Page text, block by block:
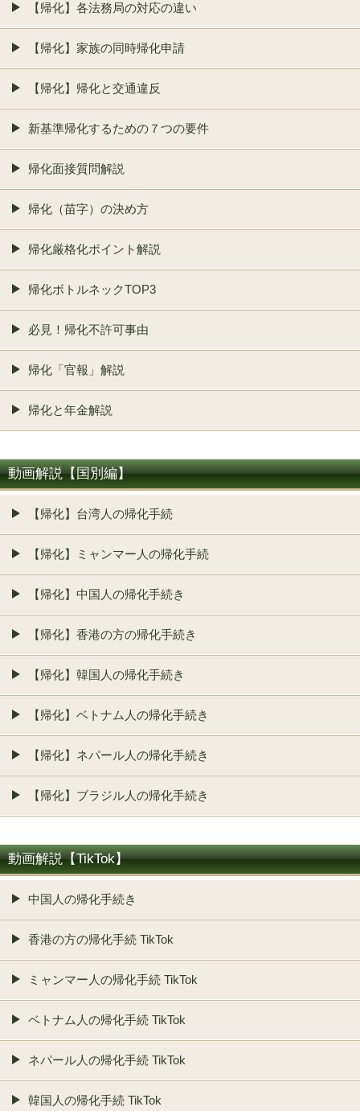
【帰化】各法務局の対応の違い
【帰化】家族の同時帰化申請
【帰化】帰化と交通違反
新基準帰化するための７つの要件
帰化面接質問解説
帰化（苗字）の決め方
帰化厳格化ポイント解説
帰化ボトルネックTOP3
必見！帰化不許可事由
帰化「官報」解説
帰化と年金解説
動画解説【国別編】
【帰化】台湾人の帰化手続
【帰化】ミャンマー人の帰化手続
【帰化】中国人の帰化手続き
【帰化】香港の方の帰化手続き
【帰化】韓国人の帰化手続き
【帰化】ベトナム人の帰化手続き
【帰化】ネパール人の帰化手続き
【帰化】ブラジル人の帰化手続き
動画解説【TikTok】
中国人の帰化手続き
香港の方の帰化手続 TikTok
ミャンマー人の帰化手続 TikTok
ベトナム人の帰化手続 TikTok
ネパール人の帰化手続 TikTok
韓国人の帰化手続 TikTok